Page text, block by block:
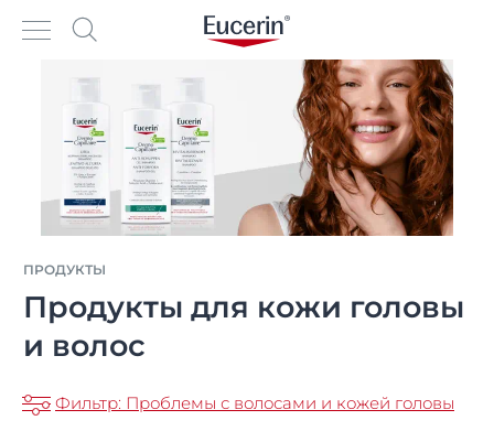
ПРОДУКТЫ
Продукты для кожи головы
и волос
Фильтр: Проблемы с волосами и кожей головы